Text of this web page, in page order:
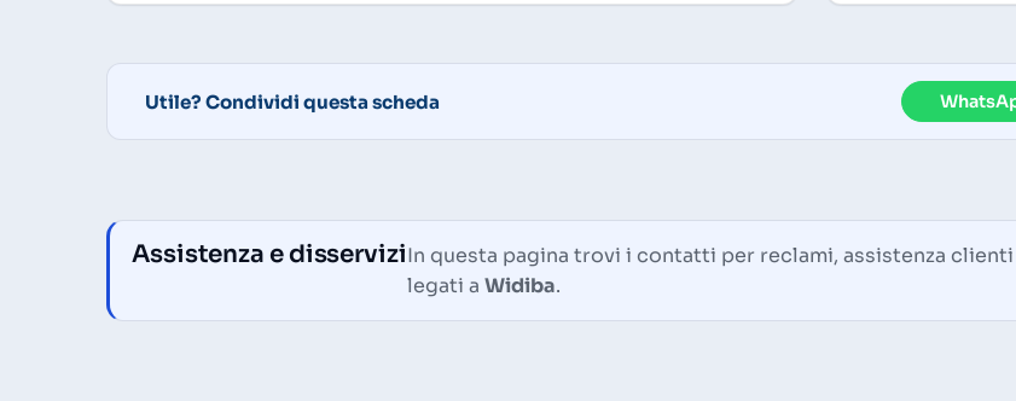
Utile? Condividi questa scheda
Assistenza e disserviziIn questa pagina trovi i contatti per reclami, assistenza
legati a Widiba.